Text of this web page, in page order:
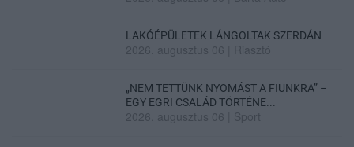
LAKÓÉPÜLETEK LÁNGOLTAK SZERDÁN
2026. augusztus 06 Riasztó
„NEM TETTÜNK NYOMÁST A FIUNKRA” –
EGY EGRI CSALÁD TÖRTÉNE...
2026. augusztus 06 Sport